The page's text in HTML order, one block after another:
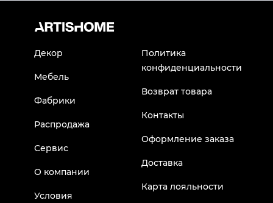
Декор
Мебель
Фабрики
Распродажа
Сервис
О компании
Условия
Политика
конфиденциальности
Возврат товара
Контакты
Оформление заказа
Доставка
Карта лояльности